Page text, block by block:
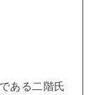
ある二階氏